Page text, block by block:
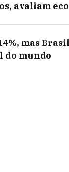
avaliam
mas
do mundo